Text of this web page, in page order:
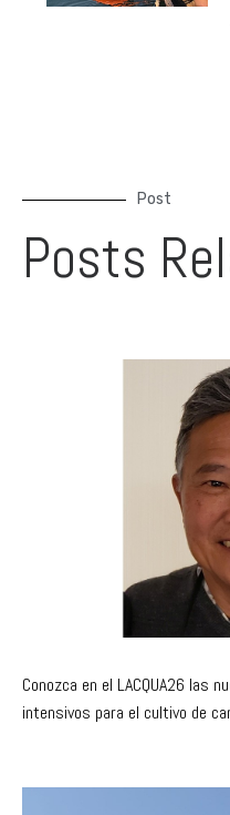
Posts
Conozca en el LACQUA26 las
intensivos para el cultivo de